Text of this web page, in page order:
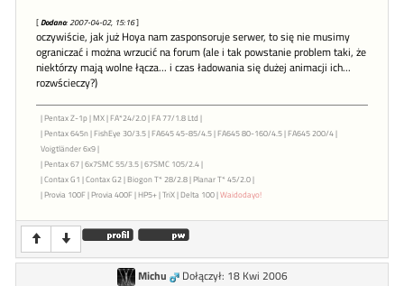
[Dodano: 2007-04-02, 15:16]
oczywiście, jak już Hoya nam zasponsoruje serwer, to się nie musimy
ograniczać i można wrzucić na forum (ale i tak powstanie problem taki, że
niektórzy mają wolne łącza... i czas ładowania się dużej animacji ich...
rozwścieczy?)
| Pentax Z-1p | MX | FA*24/2.0 | FA 77/1.8 Ltd |
| Pentax 645n | FishEye 30/3.5 | FA645 45-85/4.5 | FA645 80-160/4.5 | FA645 200/4 |
Voigtländer 6x9 |
| Pentax 67 | 6x7SMC 55/3.5 | 67SMC 105/2.4 |
| Contax G1 | Contax G2 | Biogon T* 28/2.8 | Planar T* 45/2.0 |
| Provia 100F | Provia 400F | HP5+ | TriX | Delta 100 |Waidodayo!
Michu
Dołączył: 18 Kwi 2006